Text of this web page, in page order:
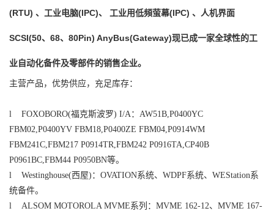
(RTU) 、工业电脑(IPC)、 工业用低頻萤幕(IPC) 、人机界面
SCSI(50、68、80Pin) AnyBus(Gateway)现已成一家全球性的工
业自动化备件及零部件的销售企业。
主营产品，优势供应，充足库存：
l FOXOBORO(福克斯波罗) I/A：AW51B,P0400YC
FBM02,P0400YV FBM18,P0400ZE FBM04,P0914WM
FBM241C,FBM217 P0914TR,FBM242 P0916TA,CP40B
P0961BC,FBM44 P0950BN等。
l Westinghouse(西屋)：OVATION系统、WDPF系统、WEStation系
统备件。
l ALSOM MOTOROLA MVME系列：MVME 162-12、MVME 167-